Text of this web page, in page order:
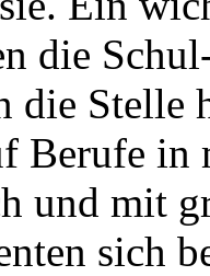
die
die
Berufe in
und mit
sich